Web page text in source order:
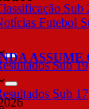
Sub
Futebol
Sub 19
Sub 17
ASSUME